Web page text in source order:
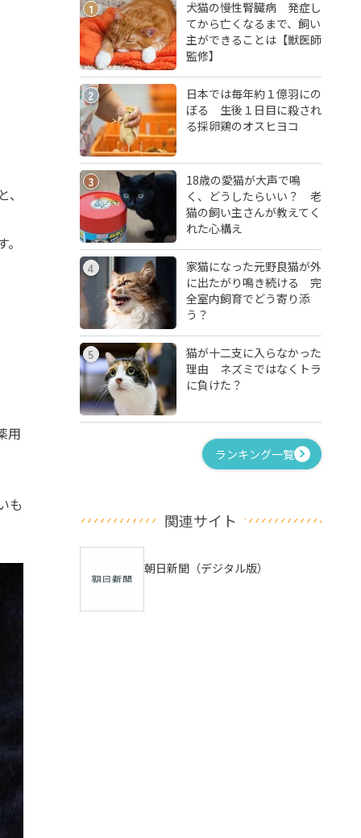
用
も
1
犬猫の慢性腎臓病 発症し
てから亡くなるまで、飼い
主ができることは【獣医師
監修】
2
日本では毎年約１億羽にの
ぼる 生後１日目に殺され
る採卵鶏のオスヒヨコ
3
18歳の愛猫が大声で鳴
く、どうしたらいい？ 老
猫の飼い主さんが教えてく
れた心構え
4
家猫になった元野良猫が外
に出たがり鳴き続ける 完
全室内飼育でどう寄り添
う？
5
猫が十二支に入らなかった
理由 ネズミではなくトラ
に負けた？
ランキング一覧
関連サイト
朝日新聞（デジタル版）